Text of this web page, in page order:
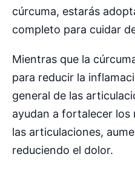
cúrcuma, estarás
completo para cuidar
Mientras que la
para reducir la
general de las
ayudan a fortalecer los
las articulaciones,
reduciendo el dolor.